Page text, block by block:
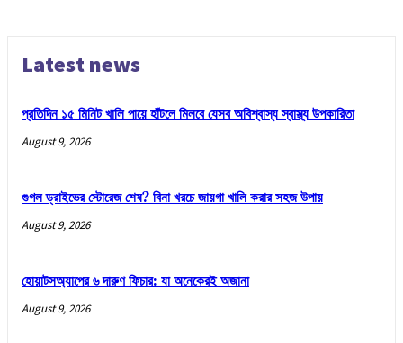
Latest news
প্রতিদিন ১৫ মিনিট খালি পায়ে হাঁটলে মিলবে যেসব অবিশ্বাস্য স্বাস্থ্য উপকারিতা
August 9, 2026
গুগল ড্রাইভের স্টোরেজ শেষ? বিনা খরচে জায়গা খালি করার সহজ উপায়
August 9, 2026
হোয়াটসঅ্যাপের ৬ দারুণ ফিচার: যা অনেকেরই অজানা
August 9, 2026